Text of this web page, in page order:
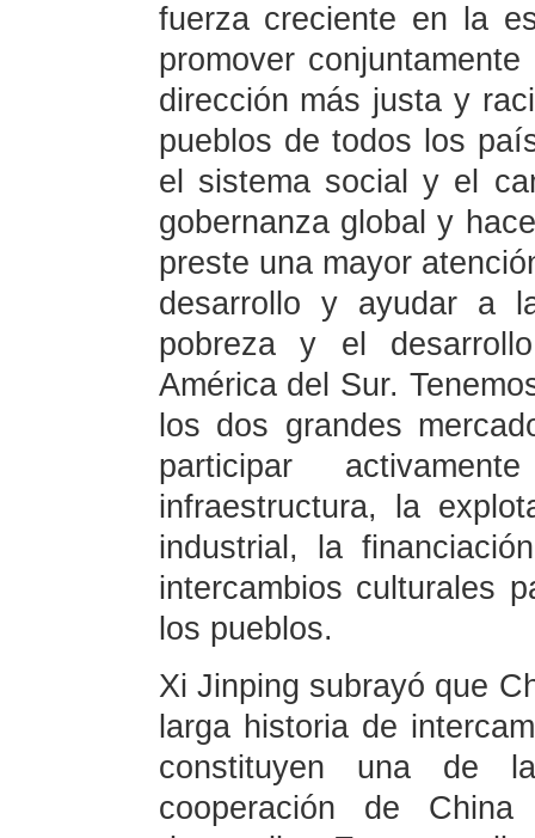
fuerza creciente en la
promover
dirección más justa y
pueblos de todos los
el sistema social y el
gobernanza global y
preste una mayor
desarrollo y ayudar a
pobreza y el
América del Sur.
los dos grandes
participar
infraestructura, la
industrial, la
intercambios culturales
los pueblos.
Xi Jinping subrayó que
larga historia de
constituyen una de
cooperación de